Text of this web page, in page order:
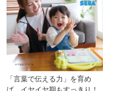
「言葉で伝える力」を育め